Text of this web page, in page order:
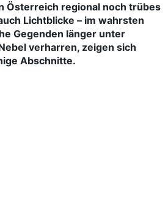
Österreich regional noch trübes
Lichtblicke – im wahrsten
Gegenden länger unter
verharren, zeigen sich
Abschnitte.